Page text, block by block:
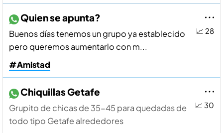
📈 28
Quien se apunta?
Buenos días tenemos un grupo ya establecido
pero queremos aumentarlo con m...
#Amistad
📈 30
Chiquillas Getafe
Grupito de chicas de 35-45 para quedadas de
todo tipo Getafe alrededores